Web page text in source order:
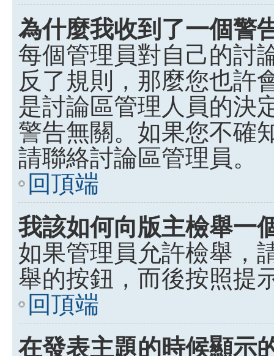
為什麼我收到了一個警
每個管理員對自己的討
反了規則，那麼您也許
是討論區管理人員的決
警告無關。如果您不確
請聯絡討論區管理員。
回頂端
我該如何向版主檢舉一
如果管理員允許檢舉，
舉的按鈕，而後按照提
回頂端
在發表主題的時候顯示